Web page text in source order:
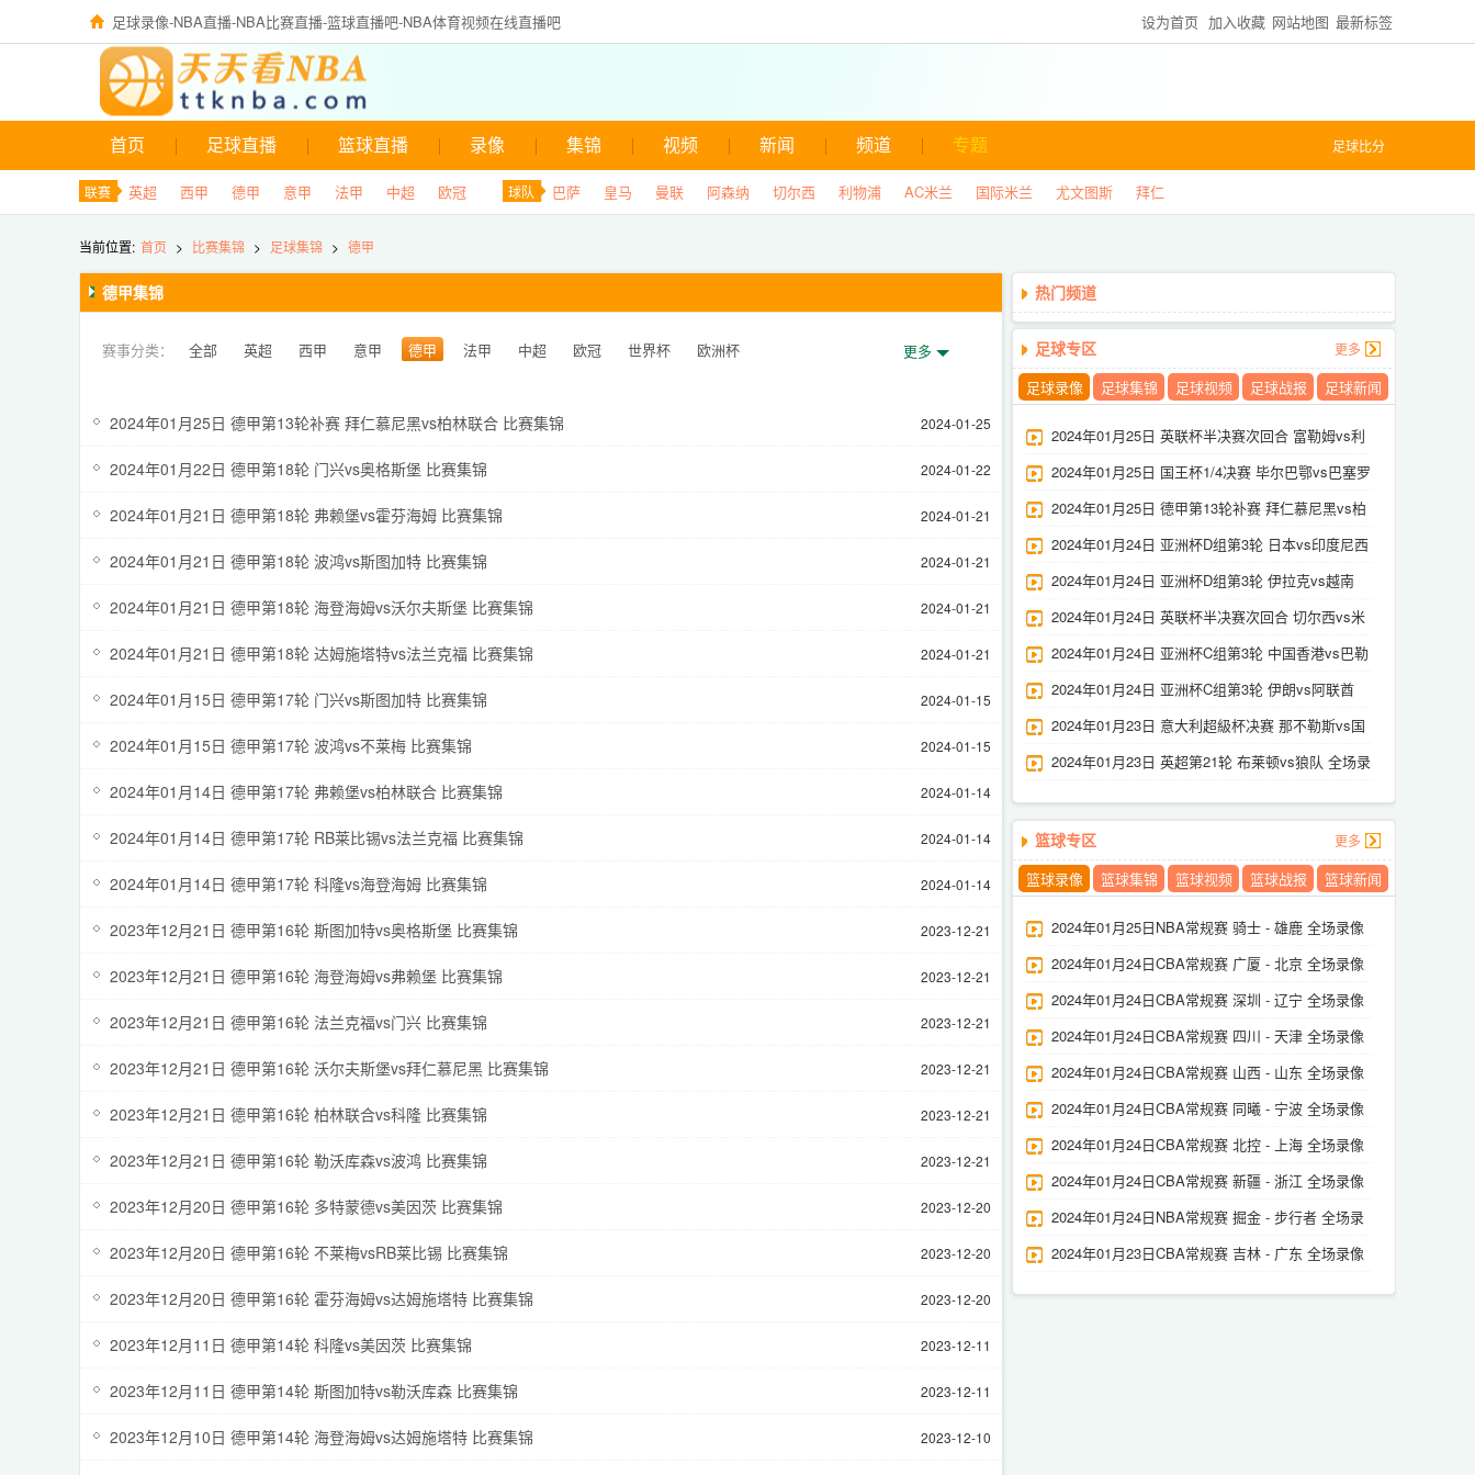
足球录像-NBA直播-NBA比赛直播-篮球直播吧-NBA体育视频在线直播吧 设为首页 加入收藏 网站地图 最新标签
足球比分
首页 足球直播 篮球直播 录像 集锦 视频 新闻 频道 专题
联赛 英超 西甲 德甲 意甲 法甲 中超 欧冠 球队 巴萨 皇马 曼联 阿森纳 切尔西 利物浦 AC米兰 国际米兰 尤文图斯 拜仁
当前位置: 首页 > 比赛集锦 > 足球集锦 > 德甲
德甲集锦
赛事分类： 全部 英超 西甲 意甲 德甲 法甲 中超 欧冠 世界杯
欧洲杯
更多
2024-01-25
2024年01月25日 德甲第13轮补赛 拜仁慕尼黑vs柏林联合 比赛集锦
2024-01-22
2024年01月22日 德甲第18轮 门兴vs奥格斯堡 比赛集锦
2024-01-21
2024年01月21日 德甲第18轮 弗赖堡vs霍芬海姆 比赛集锦
2024-01-21
2024年01月21日 德甲第18轮 波鸿vs斯图加特 比赛集锦
2024-01-21
2024年01月21日 德甲第18轮 海登海姆vs沃尔夫斯堡 比赛集锦
2024-01-21
2024年01月21日 德甲第18轮 达姆施塔特vs法兰克福 比赛集锦
2024-01-15
2024年01月15日 德甲第17轮 门兴vs斯图加特 比赛集锦
2024-01-15
2024年01月15日 德甲第17轮 波鸿vs不莱梅 比赛集锦
2024-01-14
2024年01月14日 德甲第17轮 弗赖堡vs柏林联合 比赛集锦
2024-01-14
2024年01月14日 德甲第17轮 RB莱比锡vs法兰克福 比赛集锦
2024-01-14
2024年01月14日 德甲第17轮 科隆vs海登海姆 比赛集锦
2023-12-21
2023年12月21日 德甲第16轮 斯图加特vs奥格斯堡 比赛集锦
2023-12-21
2023年12月21日 德甲第16轮 海登海姆vs弗赖堡 比赛集锦
2023-12-21
2023年12月21日 德甲第16轮 法兰克福vs门兴 比赛集锦
2023-12-21
2023年12月21日 德甲第16轮 沃尔夫斯堡vs拜仁慕尼黑 比赛集锦
2023-12-21
2023年12月21日 德甲第16轮 柏林联合vs科隆 比赛集锦
2023-12-21
2023年12月21日 德甲第16轮 勒沃库森vs波鸿 比赛集锦
2023-12-20
2023年12月20日 德甲第16轮 多特蒙德vs美因茨 比赛集锦
2023-12-20
2023年12月20日 德甲第16轮 不莱梅vsRB莱比锡 比赛集锦
2023-12-20
2023年12月20日 德甲第16轮 霍芬海姆vs达姆施塔特 比赛集锦
2023-12-11
2023年12月11日 德甲第14轮 科隆vs美因茨 比赛集锦
2023-12-11
2023年12月11日 德甲第14轮 斯图加特vs勒沃库森 比赛集锦
2023-12-10
2023年12月10日 德甲第14轮 海登海姆vs达姆施塔特 比赛集锦
热门频道
足球专区 更多
足球录像 足球集锦 足球视频 足球战报 足球新闻
2024年01月25日 英联杯半决赛次回合 富勒姆vs利
物浦 全场录像
2024年01月25日 国王杯1/4决赛 毕尔巴鄂vs巴塞罗
那 全场录像
2024年01月25日 德甲第13轮补赛 拜仁慕尼黑vs柏
林联合 全场录像
2024年01月24日 亚洲杯D组第3轮 日本vs印度尼西
亚 全场录像
2024年01月24日 亚洲杯D组第3轮 伊拉克vs越南
全场录像
2024年01月24日 英联杯半决赛次回合 切尔西vs米
德尔斯堡 全场录像
2024年01月24日 亚洲杯C组第3轮 中国香港vs巴勒
斯坦 全场录像
2024年01月24日 亚洲杯C组第3轮 伊朗vs阿联酋
全场录像
2024年01月23日 意大利超級杯决赛 那不勒斯vs国
际米兰 全场录像
2024年01月23日 英超第21轮 布莱顿vs狼队 全场录
篮球专区 更多
篮球录像 篮球集锦 篮球视频 篮球战报 篮球新闻
2024年01月25日NBA常规赛 骑士 - 雄鹿 全场录像
2024年01月24日CBA常规赛 广厦 - 北京 全场录像
2024年01月24日CBA常规赛 深圳 - 辽宁 全场录像
2024年01月24日CBA常规赛 四川 - 天津 全场录像
2024年01月24日CBA常规赛 山西 - 山东 全场录像
2024年01月24日CBA常规赛 同曦 - 宁波 全场录像
2024年01月24日CBA常规赛 北控 - 上海 全场录像
2024年01月24日CBA常规赛 新疆 - 浙江 全场录像
2024年01月24日NBA常规赛 掘金 - 步行者 全场录
像
2024年01月23日CBA常规赛 吉林 - 广东 全场录像